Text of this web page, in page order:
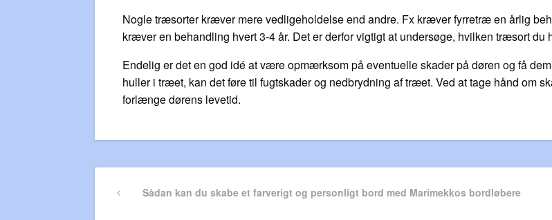
Nogle træsorter kræver mere vedligeholdelse end andre. Fx kræver fyrretræ en årlig
kræver en behandling hvert 3-4 år. Det er derfor vigtigt at undersøge, hvilken træsort
Endelig er det en god idé at være opmærksom på eventuelle skader på døren og få
huller i træet, kan det føre til fugtskader og nedbrydning af træet. Ved at tage hånd om
forlænge dørens levetid.
Indlægsnavigation
PreviousSådan kan du skabe et farverigt og personligt bord med Marimekkos bordløbere